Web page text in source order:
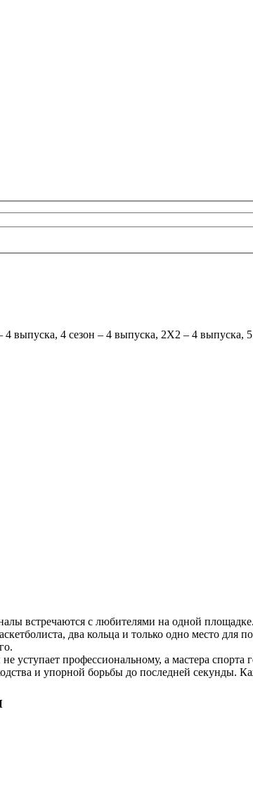
4 выпуска, 4 сезон – 4 выпуска, 2Х2 – 4
встречаются с любителями на одной
два кольца и только одно место для
уступает профессиональному, а мастера
и упорной борьбы до последней